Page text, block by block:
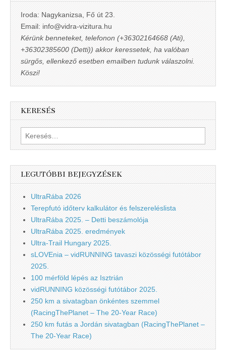
Iroda: Nagykanizsa, Fő út 23.
Email: info@vidra-vizitura.hu
Kérünk benneteket, telefonon (+36302164668 (Ati),
+36302385600 (Detti)) akkor keressetek, ha valóban
sürgős, ellenkező esetben emailben tudunk válaszolni.
Köszi!
KERESÉS
Keresés:
LEGUTÓBBI BEJEGYZÉSEK
UltraRába 2026
Terepfutó időterv kalkulátor és felszereléslista
UltraRába 2025. – Detti beszámolója
UltraRába 2025. eredmények
Ultra-Trail Hungary 2025.
sLOVEnia – vidRUNNING tavaszi közösségi futótábor
2025.
100 mérföld lépés az Isztrián
vidRUNNING közösségi futótábor 2025.
250 km a sivatagban önkéntes szemmel
(RacingThePlanet – The 20-Year Race)
250 km futás a Jordán sivatagban (RacingThePlanet –
The 20-Year Race)